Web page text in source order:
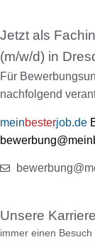
Jetzt als
(m/w/d) in
Für
nachfolgend
meinbesterjob.de
Unsere
immer einen Besuch